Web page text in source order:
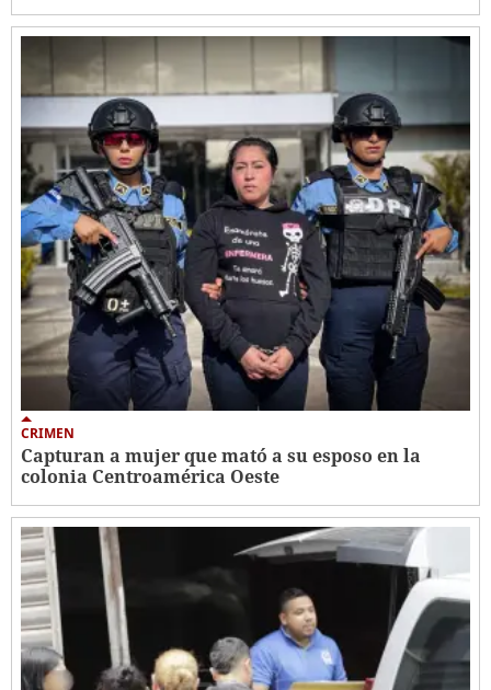
CRIMEN
Capturan a mujer que mató a su esposo en la
colonia Centroamérica Oeste